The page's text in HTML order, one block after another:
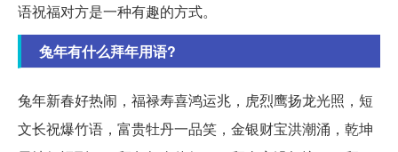
语祝福对方是一种有趣的方式。
兔年有什么拜年用语?
兔年新春好热闹，福禄寿喜鸿运兆，虎烈鹰扬龙光照，短
文长祝爆竹语，富贵牡丹一品笑，金银财宝洪潮涌，乾坤